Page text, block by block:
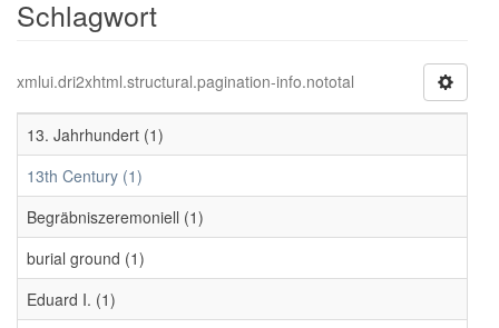
Schlagwort
xmlui.dri2xhtml.structural.pagination-info.nototal
13. Jahrhundert (1)
13th Century (1)
Begräbniszeremoniell (1)
burial ground (1)
Eduard I. (1)